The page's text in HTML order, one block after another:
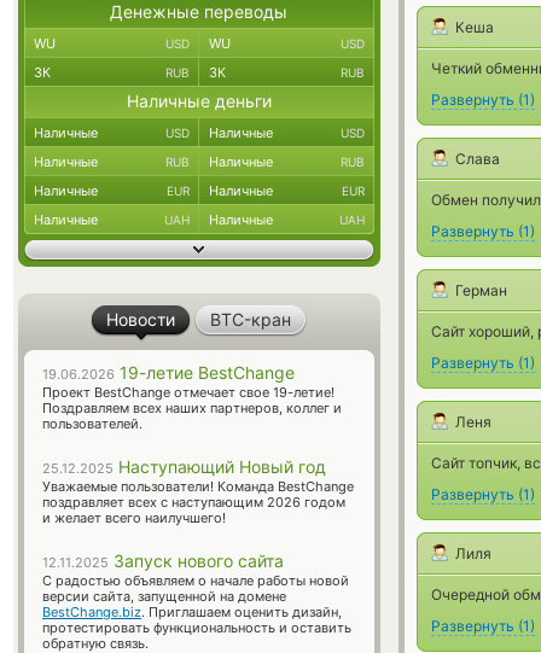
Кеша
Четкий
Развернуть (1)
Слава
Обмен
Развернуть (1)
Герман
Сайт хороший,
Развернуть (1)
Леня
Сайт топчик,
Развернуть (1)
Лиля
Очередной
Развернуть (1)
Денежные переводы
WU USD WU USD
ЗК RUB ЗК RUB
Наличные деньги
Наличные USD Наличные USD
Наличные RUB Наличные RUB
Наличные EUR Наличные EUR
Наличные UAH Наличные UAH
Новости BTC-кран
19.06.2026 19-летие BestChange
Проект BestChange отмечает свое 19-летие!
Поздравляем всех наших партнеров, коллег и
пользователей.
25.12.2025 Наступающий Новый год
Уважаемые пользователи! Команда BestChange
поздравляет всех с наступающим 2026 годом
и желает всего наилучшего!
12.11.2025 Запуск нового сайта
С радостью объявляем о начале работы новой
версии сайта, запущенной на домене
BestChange.biz. Приглашаем оценить дизайн,
протестировать функциональность и оставить
обратную связь.